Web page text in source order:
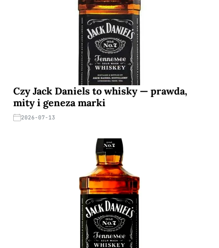
Czy Jack Daniels to whisky — prawda,
mity i geneza marki
2026-07-13